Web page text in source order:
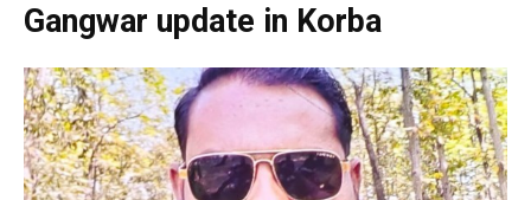
Gangwar update in Korba